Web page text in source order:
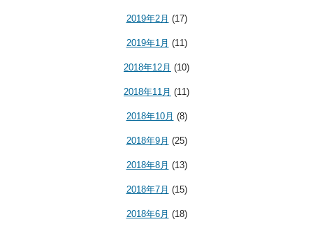
2019年2月 (17)
2019年1月 (11)
2018年12月 (10)
2018年11月 (11)
2018年10月 (8)
2018年9月 (25)
2018年8月 (13)
2018年7月 (15)
2018年6月 (18)